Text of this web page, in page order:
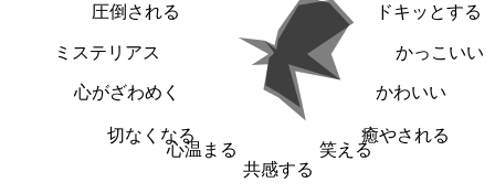
ドキッとする
かっこいい
かわいい
癒やされる
笑える
共感する
心温まる
切なくなる
心がざわめく
ミステリアス
圧倒される